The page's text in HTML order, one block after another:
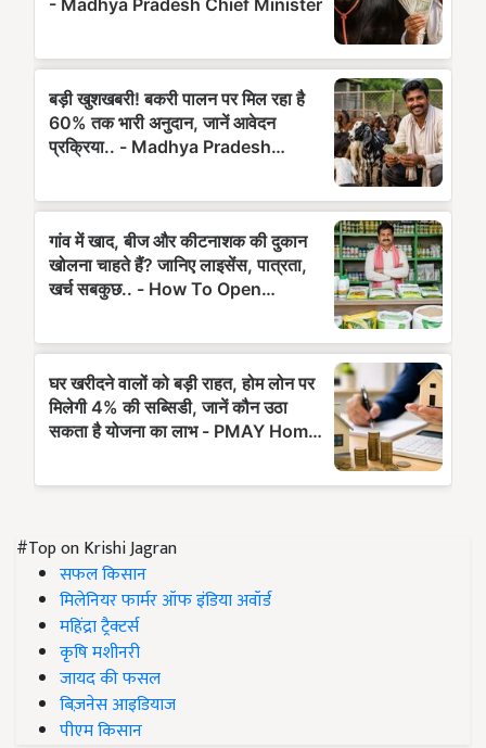
#Top on Krishi Jagran
सफल किसान
मिलेनियर फार्मर ऑफ इंडिया अवॉर्ड
महिंद्रा ट्रैक्टर्स
कृषि मशीनरी
जायद की फसल
बिज़नेस आइडियाज
पीएम किसान